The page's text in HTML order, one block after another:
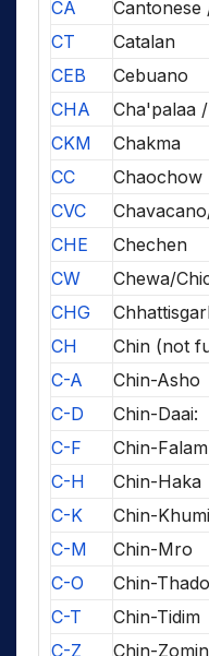
CA
Cantonese
CT
Catalan
CEB
Cebuano
CHA
Cha'palaa
CKM
Chakma
CC
Chaochow
CVC
CHE
Chechen
CW
Chewa/
CHG
CH
Chin (not
C-A
Chin-Asho
C-D
Chin-Daai:
C-F
Chin-
C-H
Chin-Haka
C-K
Chin-Khumi
C-M
Chin-Mro
C-O
Chin-
C-T
Chin-Tidim
C-Z
Chin-